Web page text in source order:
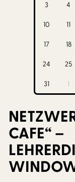
3 4
10 11
17 18
24 25
31 1
CAFE“ –